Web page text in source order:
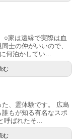
○家は遠縁で実際は血
士の仲がいいので、
何泊かしてい...
む
、霊体験です。 広島
もが知る有名なスポ
呼ばれたそ...
む